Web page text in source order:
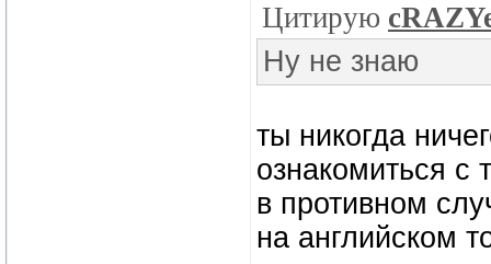
Цитирую
Ну не знаю
ты никогда
ознакомиться с
в противном
на английском